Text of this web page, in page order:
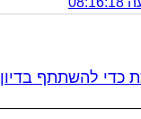
כדי להשתתף בדיון